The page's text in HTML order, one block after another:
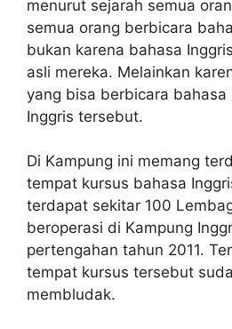
menurut sejarah semua
semua orang berbicara
bukan karena bahasa
asli mereka. Melainkan
yang bisa berbicara bahasa
Inggris tersebut.
Di Kampung ini memang
tempat kursus bahasa
terdapat sekitar 100
beroperasi di Kampung
pertengahan tahun 2011.
tempat kursus tersebut
membludak.